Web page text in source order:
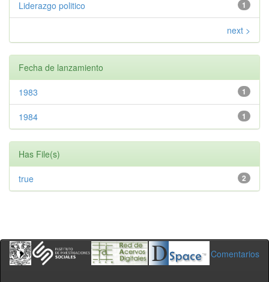
1
Liderazgo politico
next >
Fecha de lanzamiento
1
1983
1
1984
Has File(s)
2
true
Comentarios